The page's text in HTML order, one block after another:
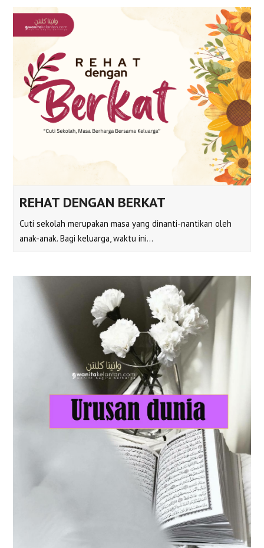
REHAT DENGAN BERKAT
Cuti sekolah merupakan masa yang dinanti-nantikan oleh
anak-anak. Bagi keluarga, waktu ini…